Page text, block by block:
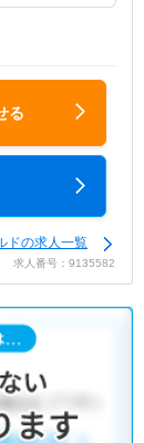
る
ドの求人一覧
求人番号：9135582